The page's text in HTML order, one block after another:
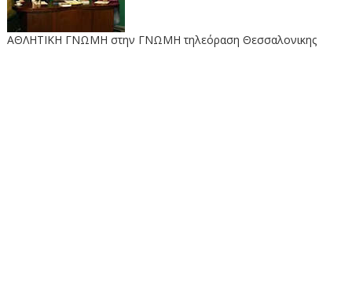
ΑΘΛΗΤΙΚΗ ΓΝΩΜΗ στην ΓΝΩΜΗ τηλεόραση Θεσσαλονικης